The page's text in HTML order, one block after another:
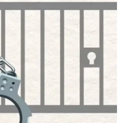
di chuyển gần tháp Eiffel tại thủ
Hữu Chiến/TTXVN)
gần đến mức nhiệt độ